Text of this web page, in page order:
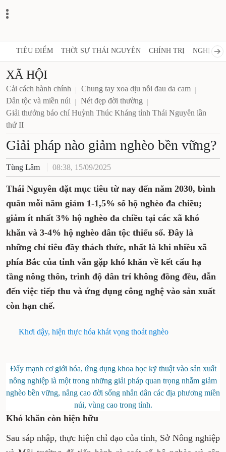
TIÊU ĐIỂM THỜI SỰ THÁI NGUYÊN CHÍNH TRỊ NGHỊ
XÃ HỘI
Cải cách hành chính
Chung tay xoa dịu nỗi đau da cam
Dân tộc và miền núi
Nét đẹp đời thường
Giải thưởng báo chí Huỳnh Thúc Kháng tỉnh Thái
Nguyên lần thứ II
Giải pháp nào giảm nghèo bền
vững?
Tùng Lâm 08:38, 15/09/2025
Thái Nguyên đặt mục tiêu từ nay đến năm
2030, bình quân mỗi năm giảm 1-1,5% số hộ
nghèo đa chiều; giảm ít nhất 3% hộ nghèo
đa chiều tại các xã khó khăn và 3-4% hộ
nghèo dân tộc thiểu số. Đây là những chỉ
tiêu đầy thách thức, nhất là khi nhiều xã
phía Bắc của tỉnh vẫn gặp khó khăn về kết
không đồng đều, dẫn đến việc tiếp thu và
chế.
Khơi dậy, hiện thực hóa khát vọng thoát nghèo
Đẩy mạnh cơ giới hóa, ứng dụng khoa học kỹ thuật vào
sản xuất nông nghiệp là một trong những giải pháp